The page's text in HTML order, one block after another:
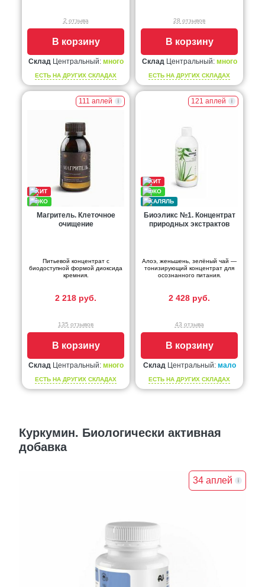
2 отзыва
В корзину
СкладЦентральный: много
ЕСТЬ НА ДРУГИХ СКЛАДАХ
28 отзывов
В корзину
СкладЦентральный: много
ЕСТЬ НА ДРУГИХ СКЛАДАХ
111 аплей
Магритель. Клеточное
очищение
Питьевой концентрат с
биодоступной формой диоксида
кремния.
2 218 руб.
135 отзывов
В корзину
СкладЦентральный: много
ЕСТЬ НА ДРУГИХ СКЛАДАХ
121 аплей
Биоэликс №1. Концентрат
природных экстрактов
Алоэ, женьшень, зелёный чай —
тонизирующий концентрат для
осознанного питания.
2 428 руб.
43 отзыва
В корзину
СкладЦентральный: мало
ЕСТЬ НА ДРУГИХ СКЛАДАХ
Куркумин. Биологически активная
добавка
34 аплей